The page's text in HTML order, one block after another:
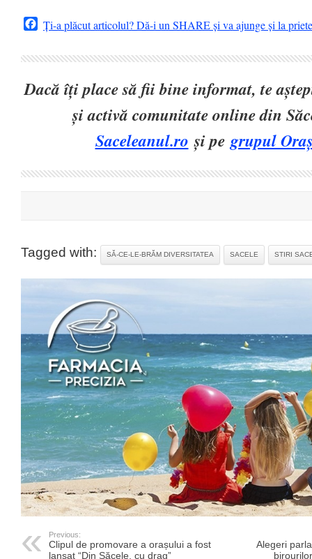
Facebook
Ți-a plăcut articolul? Dă-i un SHARE și va ajunge și la
Dacă îți place să fii bine informat, te
și activă comunitate online din
Saceleanul.ro și pegrupul
Tagged with: SĂ-CE-LE-BRĂM DIVERSITATEA SACELE STIRI
Previous:
Clipul de promovare a orașului a fost
lansat “Din Săcele, cu drag”
Alegeri